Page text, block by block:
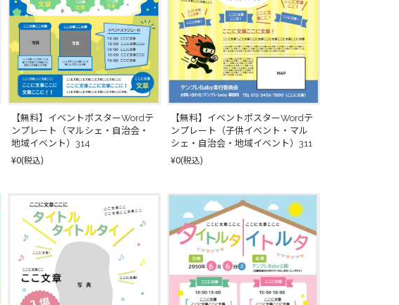
【無料】イベントポスターWordテ
ンプレート（マルシェ・自治会・
地域イベント）314
¥0(税込)
【無料】イベントポスターWordテ
ンプレート（子供イベント・マル
シェ・自治会・地域イベント）311
¥0(税込)